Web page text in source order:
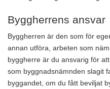
Byggherrens ansvar
Byggherren är den som för
annan utföra, arbeten som
byggherre är du ansvarig för
som byggnadsnämnden slagit
byggandet, om du fått beviljat